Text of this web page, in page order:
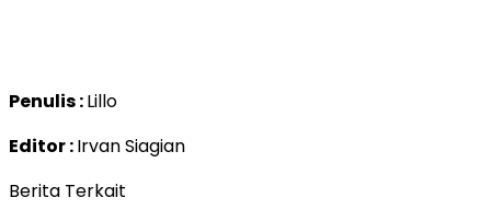
Penulis :Lillo
Editor :Irvan Siagian
Berita Terkait